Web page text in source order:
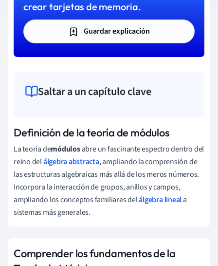
crear tarjetas de memoria.
Guardar explicación
Saltar a un capítulo clave
Definición de la teoría de módulos
La teoría demódulosabre un fascinante espectro dentro del
reino delálgebra abstracta, ampliando la comprensión de
las estructuras algebraicas más allá de los meros números.
Incorpora la interacción de grupos, anillos y campos,
ampliando los conceptos familiares delálgebra lineala
sistemas más generales.
Comprender los fundamentos de la